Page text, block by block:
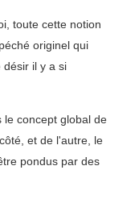
toute cette notion
originel qui
désir il y a si
le concept global de
et de l'autre, le
pondus par des